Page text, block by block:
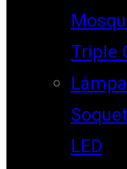
Triple
LED